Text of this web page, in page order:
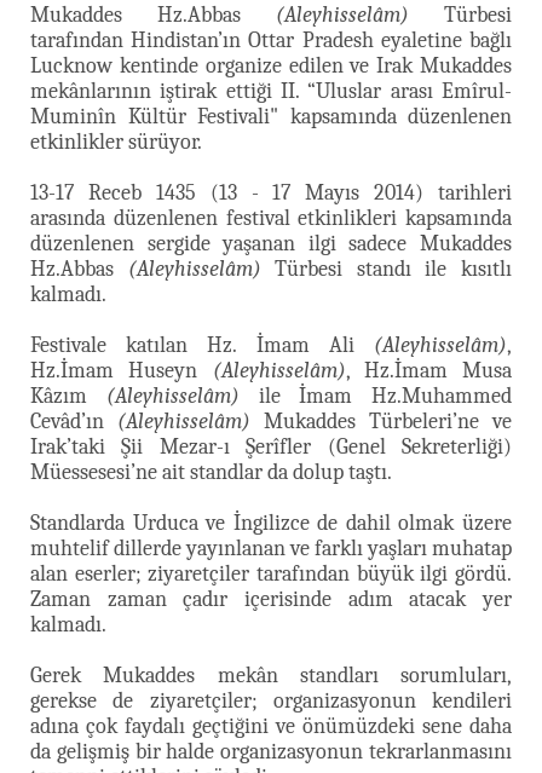
Mukaddes Hz.Abbas (Aleyhisselâm) Türbesi
tarafından Hindistan’ın Ottar Pradesh eyaletine bağlı
Lucknow kentinde organize edilen ve Irak Mukaddes
mekânlarının iştirak ettiği II. “Uluslar arası Emîrul-
Muminîn Kültür Festivali" kapsamında düzenlenen
etkinlikler sürüyor.
13-17 Receb 1435 (13 - 17 Mayıs 2014) tarihleri
arasında düzenlenen festival etkinlikleri kapsamında
düzenlenen sergide yaşanan ilgi sadece Mukaddes
Hz.Abbas (Aleyhisselâm) Türbesi standı ile kısıtlı
kalmadı.
Festivale katılan Hz. İmam Ali (Aleyhisselâm),
Hz.İmam Huseyn (Aleyhisselâm), Hz.İmam Musa
Kâzım (Aleyhisselâm) ile İmam Hz.Muhammed
Cevâd’ın (Aleyhisselâm) Mukaddes Türbeleri’ne ve
Irak’taki Şii Mezar-ı Şerîfler (Genel Sekreterliği)
Müessesesi’ne ait standlar da dolup taştı.
Standlarda Urduca ve İngilizce de dahil olmak üzere
muhtelif dillerde yayınlanan ve farklı yaşları muhatap
alan eserler; ziyaretçiler tarafından büyük ilgi gördü.
Zaman zaman çadır içerisinde adım atacak yer
kalmadı.
Gerek Mukaddes mekân standları sorumluları,
gerekse de ziyaretçiler; organizasyonun kendileri
adına çok faydalı geçtiğini ve önümüzdeki sene daha
da gelişmiş bir halde organizasyonun tekrarlanmasını